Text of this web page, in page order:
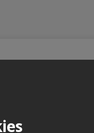
pas un robot ci-bas.